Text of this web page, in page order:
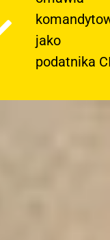
jako
podatnika